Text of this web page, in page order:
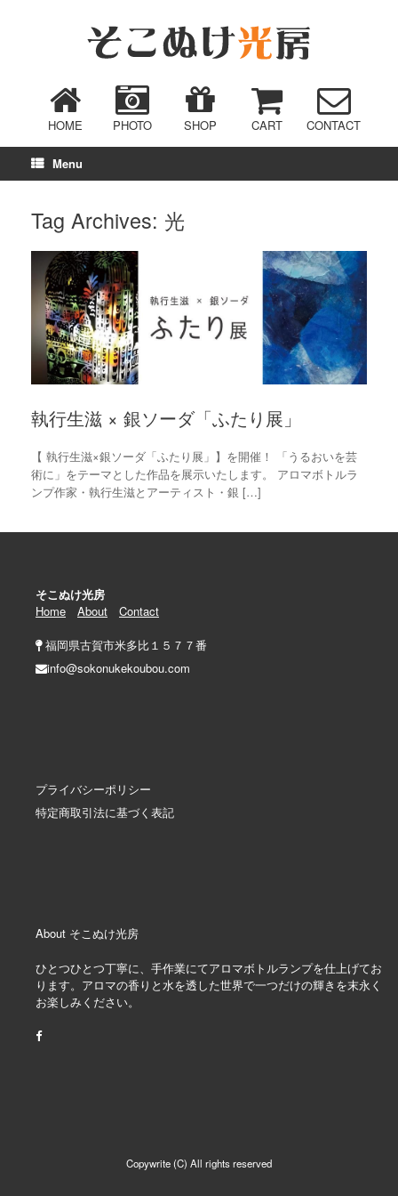
HOME PHOTO SHOP CART CONTACT
Menu
Tag Archives: 光
執行生滋 × 銀ソーダ「ふたり展」
【 執行生滋×銀ソーダ「ふたり展」】を開催！ 「うるおいを芸
術に」をテーマとした作品を展示いたします。 アロマボトルラ
ンプ作家・執行生滋とアーティスト・銀 […]
そこぬけ光房
Home
About Contact
福岡県古賀市米多比１５７７番
info@sokonukekoubou.com
プライバシーポリシー
特定商取引法に基づく表記
About そこぬけ光房
ひとつひとつ丁寧に、手作業にてアロマボトルランプを仕上げてお
ります。アロマの香りと水を透した世界で一つだけの輝きを末永く
お楽しみください。
Copywrite (C) All rights reserved